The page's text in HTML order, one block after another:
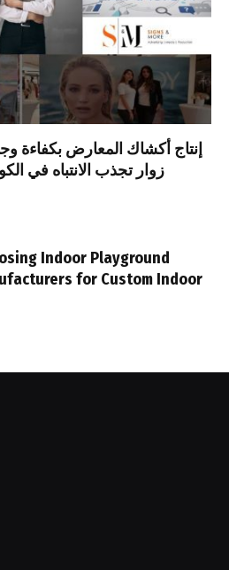
إنتاج أكشاك المعارض بكفاءة
زوار تجذب الانتباه في
Indoor Playground
for Custom Indoor